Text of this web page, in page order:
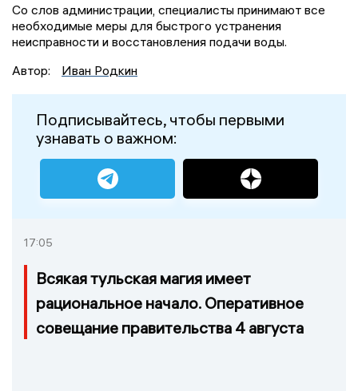
Со слов администрации, специалисты принимают все
необходимые меры для быстрого устранения
неисправности и восстановления подачи воды.
Автор:
Иван Родкин
Подписывайтесь, чтобы первыми
узнавать о важном:
17:05
Всякая тульская магия имеет
рациональное начало. Оперативное
совещание правительства 4 августа